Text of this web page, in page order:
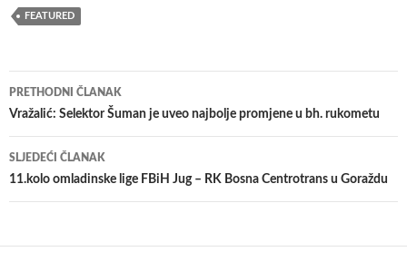
FEATURED
Navigacija
članaka
PRETHODNI ČLANAK
Vražalić: Selektor Šuman je uveo najbolje promjene u bh. rukometu
SLJEDEĆI ČLANAK
11.kolo omladinske lige FBiH Jug – RK Bosna Centrotrans u Goraždu